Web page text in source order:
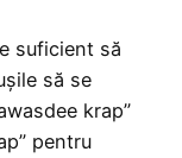
suficient să
să se
krap”
pentru